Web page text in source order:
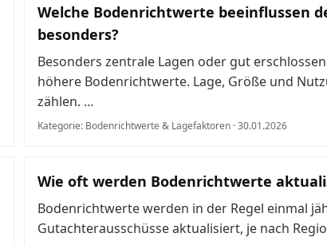
Welche Bodenrichtwerte beeinflussen
besonders?
Besonders zentrale Lagen oder gut
höhere Bodenrichtwerte. Lage, Größe und
zählen. …
Kategorie: Bodenrichtwerte & Lagefaktoren · 30.01.2026
Wie oft werden Bodenrichtwerte
Bodenrichtwerte werden in der Regel einmal
Gutachterausschüsse aktualisiert, je nach